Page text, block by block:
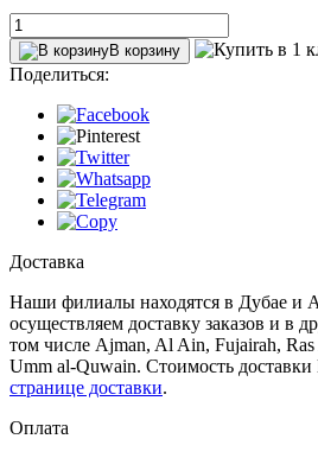
В корзину
Поделиться:
Доставка
Наши филиалы находятся в Дубае и
осуществляем доставку заказов и в
том числе Ajman, Al Ain‎, Fujairah,
Umm al-Quwain. Стоимость
странице доставки.
Оплата